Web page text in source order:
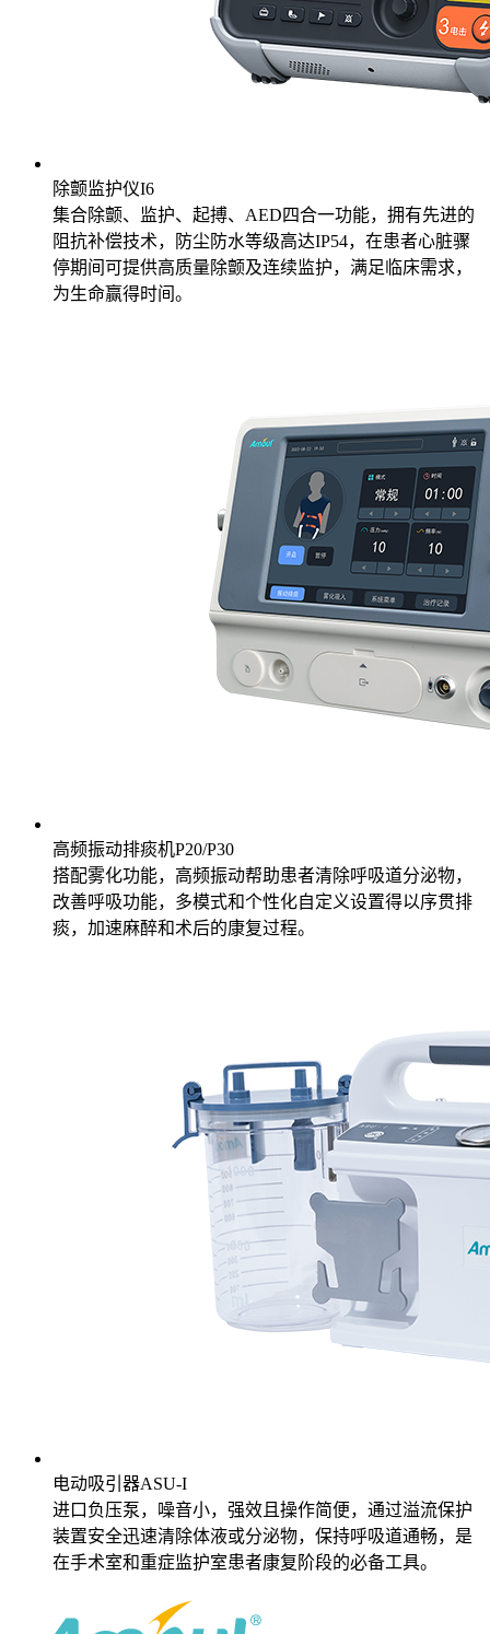
除颤监护仪I6
集合除颤、监护、起搏、AED四合一功能，拥有先进的
阻抗补偿技术，防尘防水等级高达IP54，在患者心脏骤
停期间可提供高质量除颤及连续监护，满足临床需求，
为生命赢得时间。
高频振动排痰机P20/P30
搭配雾化功能，高频振动帮助患者清除呼吸道分泌物，
改善呼吸功能，多模式和个性化自定义设置得以序贯排
痰，加速麻醉和术后的康复过程。
电动吸引器ASU-I
进口负压泵，噪音小，强效且操作简便，通过溢流保护
装置安全迅速清除体液或分泌物，保持呼吸道通畅，是
在手术室和重症监护室患者康复阶段的必备工具。